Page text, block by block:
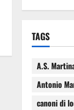
TAGS
A.S.
Antonio
canoni di